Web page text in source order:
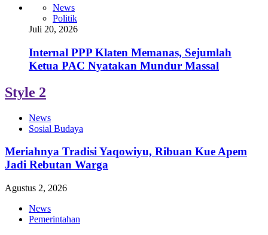
News
Politik
Juli 20, 2026
Internal PPP Klaten Memanas, Sejumlah
Ketua PAC Nyatakan Mundur Massal
Style 2
News
Sosial Budaya
Meriahnya Tradisi Yaqowiyu, Ribuan Kue Apem
Jadi Rebutan Warga
Agustus 2, 2026
News
Pemerintahan